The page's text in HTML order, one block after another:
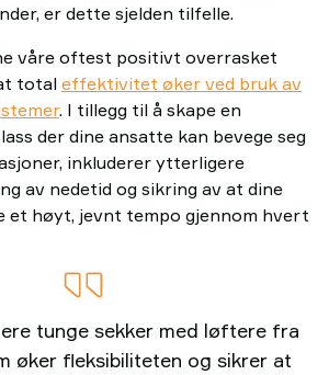
er dette sjelden tilfelle.
våre oftest positivt overrasket
total effektivitet øker ved bruk av
. I tillegg til å skape en
der dine ansatte kan bevege seg
inkluderer ytterligere
av nedetid og sikring av at dine
et høyt, jevnt tempo gjennom hvert
tunge sekker med løftere fra
øker fleksibiliteten og sikrer at